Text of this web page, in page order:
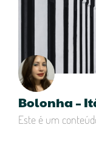
Bolonha –
Este é um